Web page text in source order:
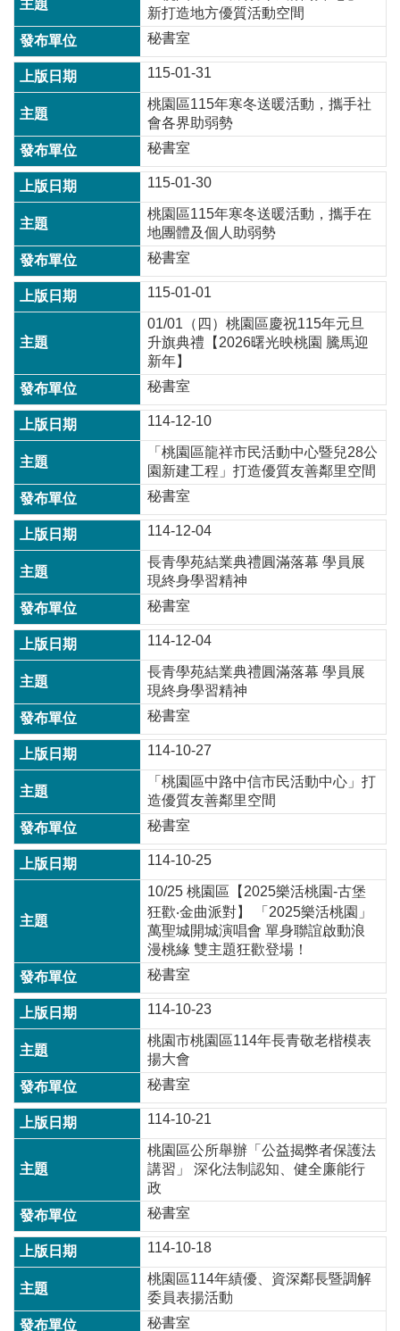
政
策
政
府
網
站
資
料
開
放
宣
告
網
站
安
全
政
新打造地方優質活動空間
秘書室
115-01-31
桃園區115年寒冬送暖活動，攜手社
會各界助弱勢
秘書室
115-01-30
桃園區115年寒冬送暖活動，攜手在
地團體及個人助弱勢
秘書室
115-01-01
01/01（四）桃園區慶祝115年元旦
升旗典禮【2026曙光映桃園 騰馬迎
新年】
秘書室
114-12-10
「桃園區龍祥市民活動中心暨兒28公
園新建工程」打造優質友善鄰里空間
秘書室
114-12-04
長青學苑結業典禮圓滿落幕 學員展
現終身學習精神
秘書室
114-12-04
長青學苑結業典禮圓滿落幕 學員展
現終身學習精神
秘書室
114-10-27
「桃園區中路中信市民活動中心」打
造優質友善鄰里空間
秘書室
114-10-25
10/25 桃園區【2025樂活桃園-古堡
狂歡‧金曲派對】 「2025樂活桃園」
萬聖城開城演唱會 單身聯誼啟動浪
漫桃緣 雙主題狂歡登場！
秘書室
114-10-23
桃園市桃園區114年長青敬老楷模表
揚大會
秘書室
114-10-21
桃園區公所舉辦「公益揭弊者保護法
講習」 深化法制認知、健全廉能行
政
秘書室
114-10-18
桃園區114年績優、資深鄰長暨調解
委員表揚活動
秘書室